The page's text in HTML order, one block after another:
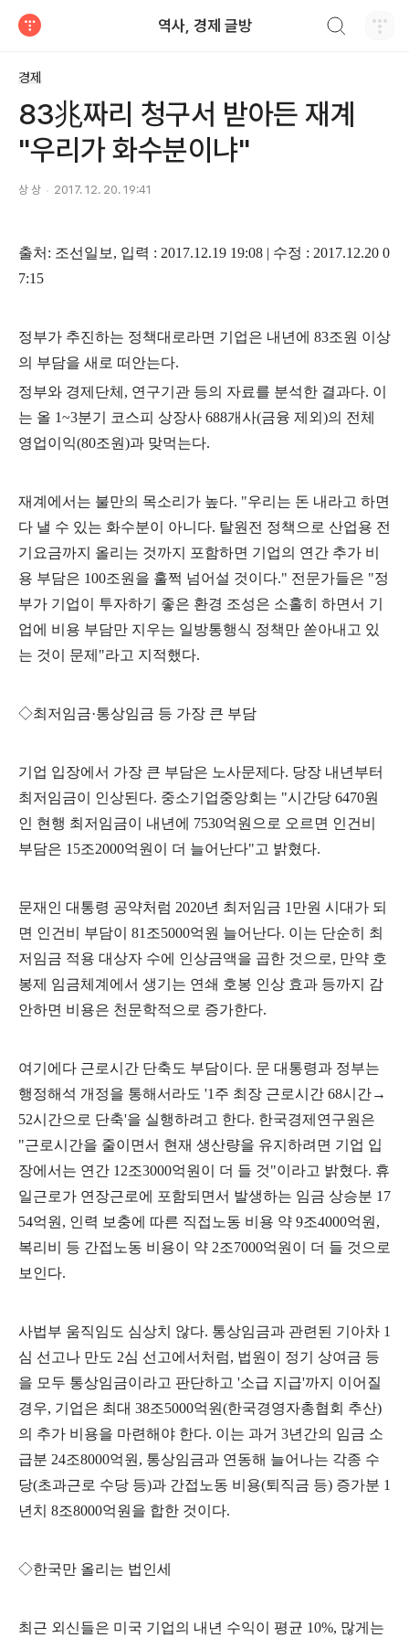
역사, 경제 글방
경제
83兆짜리 청구서 받아든 재계
"우리가 화수분이냐"
상 상 2017. 12. 20. 19:41
출처 : 조선일보 , 입력 : 2017.12.19 19:08 | 수정 : 2017.12.20 0
7:15
정부가 추진하는 정책대로라면 기업은 내년에 83조원 이상
의 부담을 새로 떠안는다.
정부와 경제단체 , 연구기관 등의 자료를 분석한 결과다. 이
는 올 1~3분기 코스피 상장사 688개사(금융 제외 )의 전체
영업이익(80조원)과 맞먹는다.
재계에서는 불만의 목소리가 높다. "우리는 돈 내라고 하면
다 낼 수 있는 화수분이 아니다. 탈원전 정책으로 산업용 전
기요금까지 올리는 것까지 포함하면 기업의 연간 추가 비
용 부담은 100조원을 훌쩍 넘어설 것이다." 전문가들은 "정
부가 기업이 투자하기 좋은 환경 조성은 소홀히 하면서 기
업에 비용 부담만 지우는 일방통행식 정책만 쏟아내고 있
는 것이 문제 "라고 지적했다.
◇최저임금·통상임금 등 가장 큰 부담
기업 입장에서 가장 큰 부담은 노사문제다. 당장 내년부터
최저임금이 인상된다. 중소기업중앙회는 "시간당 6470원
인 현행 최저임금이 내년에 7530억원으로 오르면 인건비
부담은 15조2000억원이 더 늘어난다"고 밝혔다.
문재인 대통령 공약처럼 2020년 최저임금 1 만원 시대가 되
면 인건비 부담이 81 조5000억원 늘어난다. 이는 단순히 최
저임금 적용 대상자 수에 인상금액을 곱한 것으로, 만약 호
봉제 임금체계에서 생기는 연쇄 호봉 인상 효과 등까지 감
안하면 비용은 천문학적으로 증가한다.
여기에다 근로시간 단축도 부담이다. 문 대통령과 정부는
행정해석 개정을 통해서라도 '1 주 최장 근로시간 68시간→
52시간으로 단축'을 실행하려고 한다. 한국경제연구원은
"근로시간을 줄이면서 현재 생산량을 유지하려면 기업 입
장에서는 연간 12조3000억원이 더 들 것"이라고 밝혔다. 휴
일근로가 연장근로에 포함되면서 발생하는 임금 상승분 17
54억원 , 인력 보충에 따른 직접노동 비용 약 9조4000억원 ,
복리비 등 간접노동 비용이 약 2조7000억원이 더 들 것으로
보인다.
사법부 움직임도 심상치 않다. 통상임금과 관련된 기아차 1
심 선고나 만도 2심 선고에서처럼, 법원이 정기 상여금 등
을 모두 통상임금이라고 판단하고 '소급 지급'까지 이어질
경우, 기업은 최대 38조5000억원(한국경영자총협회 추산)
의 추가 비용을 마련해야 한다. 이는 과거 3년간의 임금 소
급분 24조8000억원 , 통상임금과 연동해 늘어나는 각종 수
당(초과근로 수당 등)과 간접노동 비용(퇴직금 등) 증가분 1
년치 8조8000억원을 합한 것이다.
◇한국만 올리는 법인세
최근 외신들은 미국 기업의 내년 수익이 평균 10%, 많게는